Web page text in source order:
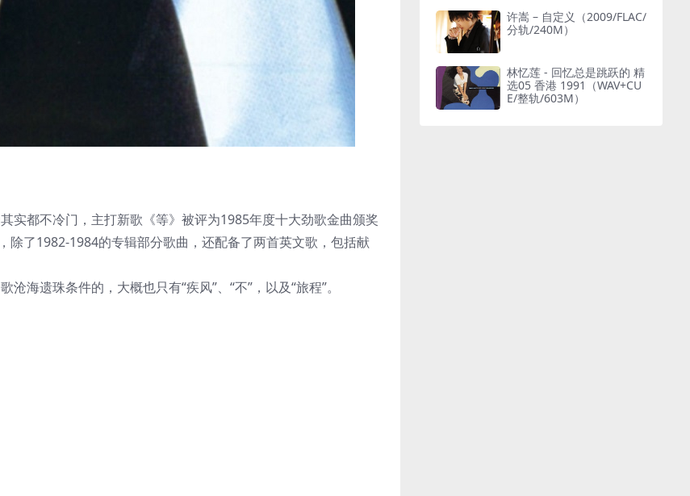
实都不冷门，主打新歌《等》被评为1985年度十大劲歌金曲颁奖
除了1982-1984的专辑部分歌曲，还配备了两首英文歌，包括献
海遗珠条件的，大概也只有“疾风”、“不”，以及“旅程”。
许嵩 – 自定义（2009/FLAC/
分轨/240M）
林忆莲 - 回忆总是跳跃的 精
选05 香港 1991（WAV+CU
E/整轨/603M）